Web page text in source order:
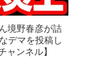
境野春彦が詰
デマを投稿し
ンネル】